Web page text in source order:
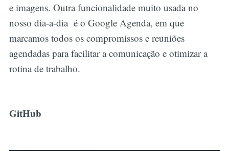
e imagens. Outra funcionalidade muito usada no
nosso dia-a-dia é o Google Agenda, em que
marcamos todos os compromissos e reuniões
agendadas para facilitar a comunicação e otimizar a
rotina de trabalho.
GitHub